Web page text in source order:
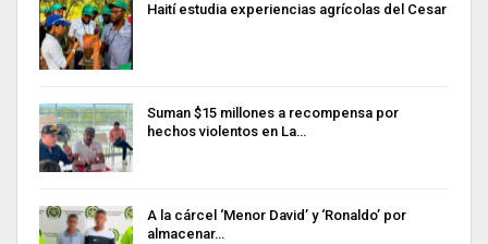
Haití estudia experiencias agrícolas del Cesar
Suman $15 millones a recompensa por
hechos violentos en La…
A la cárcel ‘Menor David’ y ‘Ronaldo’ por
almacenar…